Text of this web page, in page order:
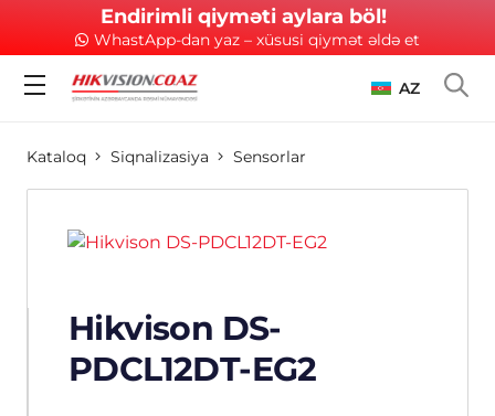
Endirimli qiyməti aylara böl!
WhastApp-dan yaz – xüsusi qiymət əldə et
AZ
Kataloq Siqnalizasiya Sensorlar
Hikvison DS-
PDCL12DT-EG2